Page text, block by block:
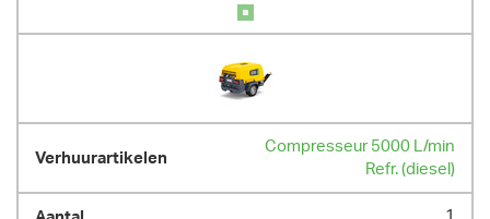
Compresseur 5000 L/min
Refr. (diesel)